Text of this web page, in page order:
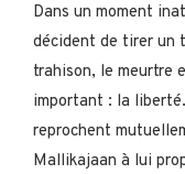
Dans un moment
décident de tirer un
trahison, le meurtre
important : la
reprochent
Mallikajaan à lui